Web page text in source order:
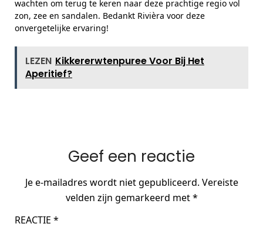
wachten om terug te keren naar deze prachtige regio vol
zon, zee en sandalen. Bedankt Rivièra voor deze
onvergetelijke ervaring!
LEZEN Kikkererwtenpuree Voor Bij Het
Aperitief?
Geef een reactie
Je e-mailadres wordt niet gepubliceerd. Vereiste
velden zijn gemarkeerd met*
REACTIE *